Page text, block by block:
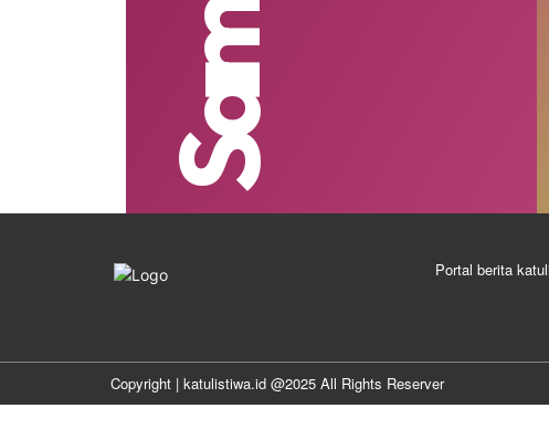
Portal berita
Copyright | katulistiwa.id @2025 All Rights Reserver